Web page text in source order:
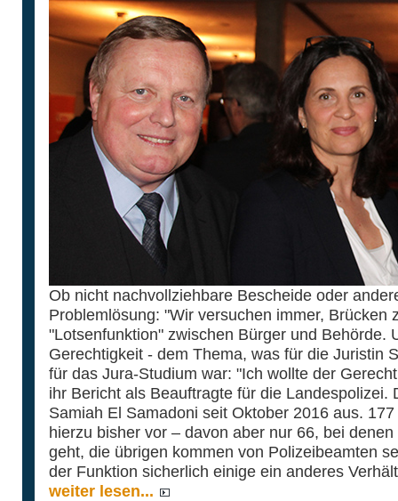
Ob nicht nachvollziehbare Bescheide oder
Problemlösung: "Wir versuchen immer, Brücken
"Lotsenfunktion" zwischen Bürger und Behörde.
Gerechtigkeit - dem Thema, was für die Juristin
für das Jura-Studium war: "Ich wollte der
ihr Bericht als Beauftragte für die Landespolizei.
Samiah El Samadoni seit Oktober 2016 aus.
hierzu bisher vor – davon aber nur 66, bei
geht, die übrigen kommen von Polizeibeamten
der Funktion sicherlich einige ein anderes
weiter lesen...